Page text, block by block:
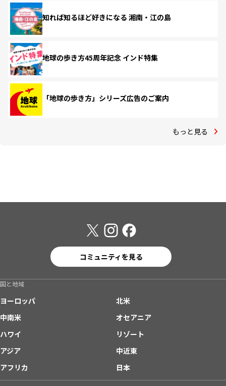
知れば知るほど好きになる 湘南・江の島
地球の歩き方45周年記念 インド特集
「地球の歩き方」シリーズ広告のご案内
もっと見る
コミュニティを見る
国と地域
ヨーロッパ
北米
中南米
オセアニア
ハワイ
リゾート
アジア
中近東
アフリカ
日本